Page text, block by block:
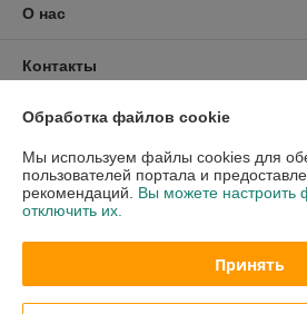
О нас
Контакты
Доставка и оплата
График работы
Политика обработки cookies
Обработка файлов cookie
Мы используем файлы cookies для
пользователей портала и
рекомендаций. Вы можете настроить
отключить их.
Принять